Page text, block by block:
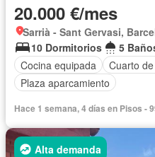
20.000 €/mes
Sarrià - Sant Gervasi,
10 Dormitorios
5
Cocina equipada
Cuarto
Plaza aparcamiento
Hace 1 semana, 4 días en Pisos -
Alta demanda